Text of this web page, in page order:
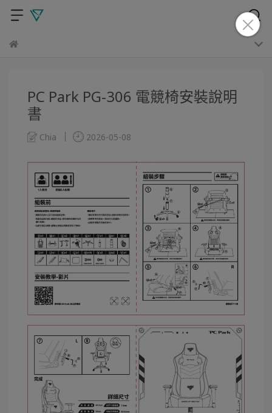
PC Park PG-306 電競椅安裝說明
書
Chia 2026-05-08